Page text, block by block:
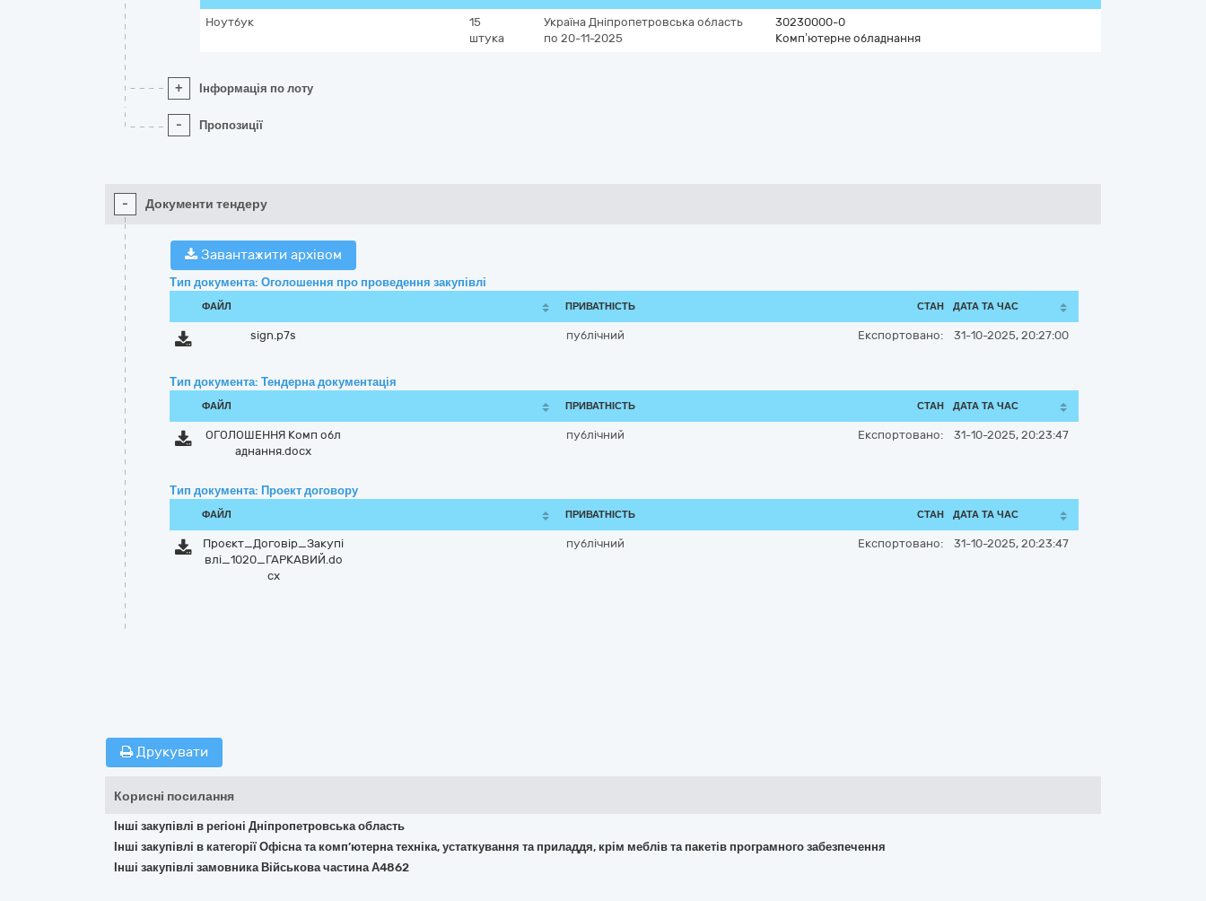
Ноутбук
15
штука
Україна Дніпропетровська область
по 20-11-2025
30230000-0
Комп’ютерне обладнання
+ Інформація по лоту
- Пропозиції
- Документи тендеру
Завантажити архівом
Тип документа: Оголошення про проведення закупівлі
ФАЙЛ ПРИВАТНІСТЬ СТАН ДАТА ТА ЧАС
sign.p7s публічний Експортовано: 31-10-2025, 20:27:00
Тип документа: Тендерна документація
ФАЙЛ ПРИВАТНІСТЬ СТАН ДАТА ТА ЧАС
ОГОЛОШЕННЯ Комп обл
аднання.docx
публічний Експортовано: 31-10-2025, 20:23:47
Тип документа: Проект договору
ФАЙЛ ПРИВАТНІСТЬ СТАН ДАТА ТА ЧАС
Проєкт_Договір_Закупі
влі_1020_ГАРКАВИЙ.do
cx
публічний Експортовано: 31-10-2025, 20:23:47
Друкувати
Корисні посилання
Інші закупівлі в регіоні Дніпропетровська область
Інші закупівлі в категорії Офісна та комп’ютерна техніка, устаткування та приладдя, крім меблів та пакетів програмного забезпечення
Інші закупівлі замовника Військова частина А4862